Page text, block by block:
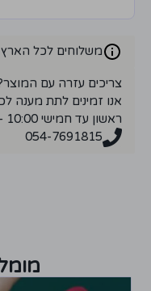
משלוחים לכל הארץ –
צריכים עזרה עם
אנו זמינים לתת מענה
ראשון עד חמישי 10:00 – 18:00
054-7691815